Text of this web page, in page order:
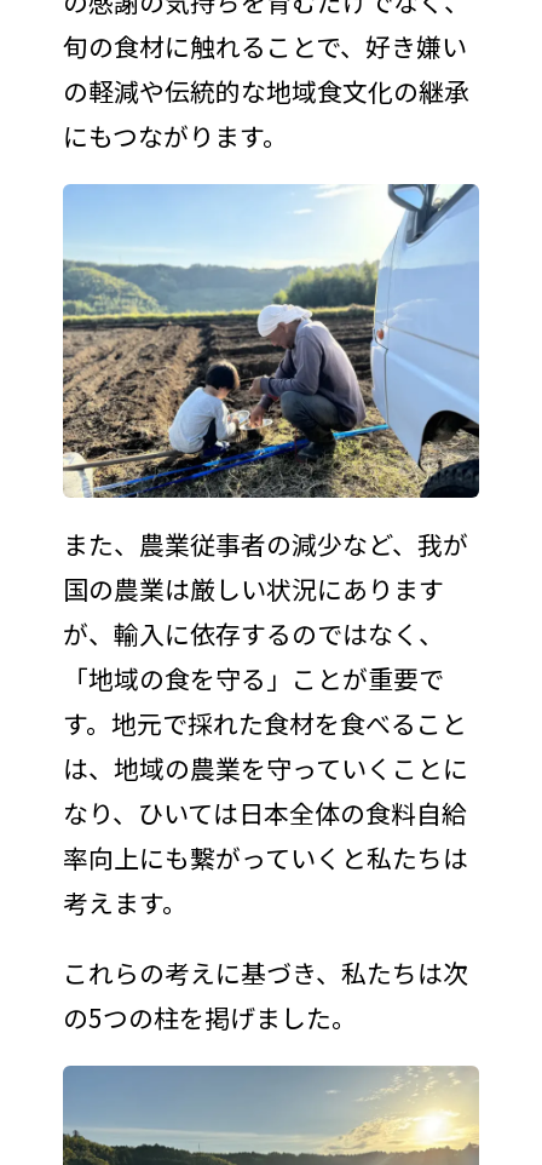
旬の食材に触れることで、好き嫌い
の軽減や伝統的な地域食文化の継承
にもつながります。
また、農業従事者の減少など、我が
国の農業は厳しい状況にあります
が、輸入に依存するのではなく、
「地域の食を守る」ことが重要で
す。地元で採れた食材を食べること
は、地域の農業を守っていくことに
なり、ひいては日本全体の食料自給
率向上にも繋がっていくと私たちは
考えます。
これらの考えに基づき、私たちは次
の5つの柱を掲げました。